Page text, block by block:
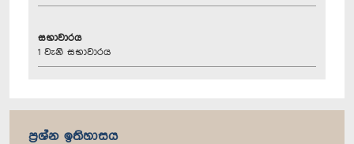
සභාවාරය
1 වැනි සභාවාරය
ප්‍රශ්න ඉතිහාසය